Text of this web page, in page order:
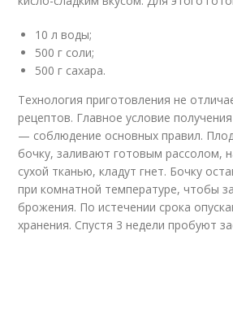
10 л воды;
500 г соли;
500 г сахара.
Технология приготовления не
рецептов. Главное условие
— соблюдение основных правил.
бочку, заливают готовым рассолом,
сухой тканью, кладут гнет. Бочку
при комнатной температуре, чтобы
брожения. По истечении срока
хранения. Спустя 3 недели пробуют